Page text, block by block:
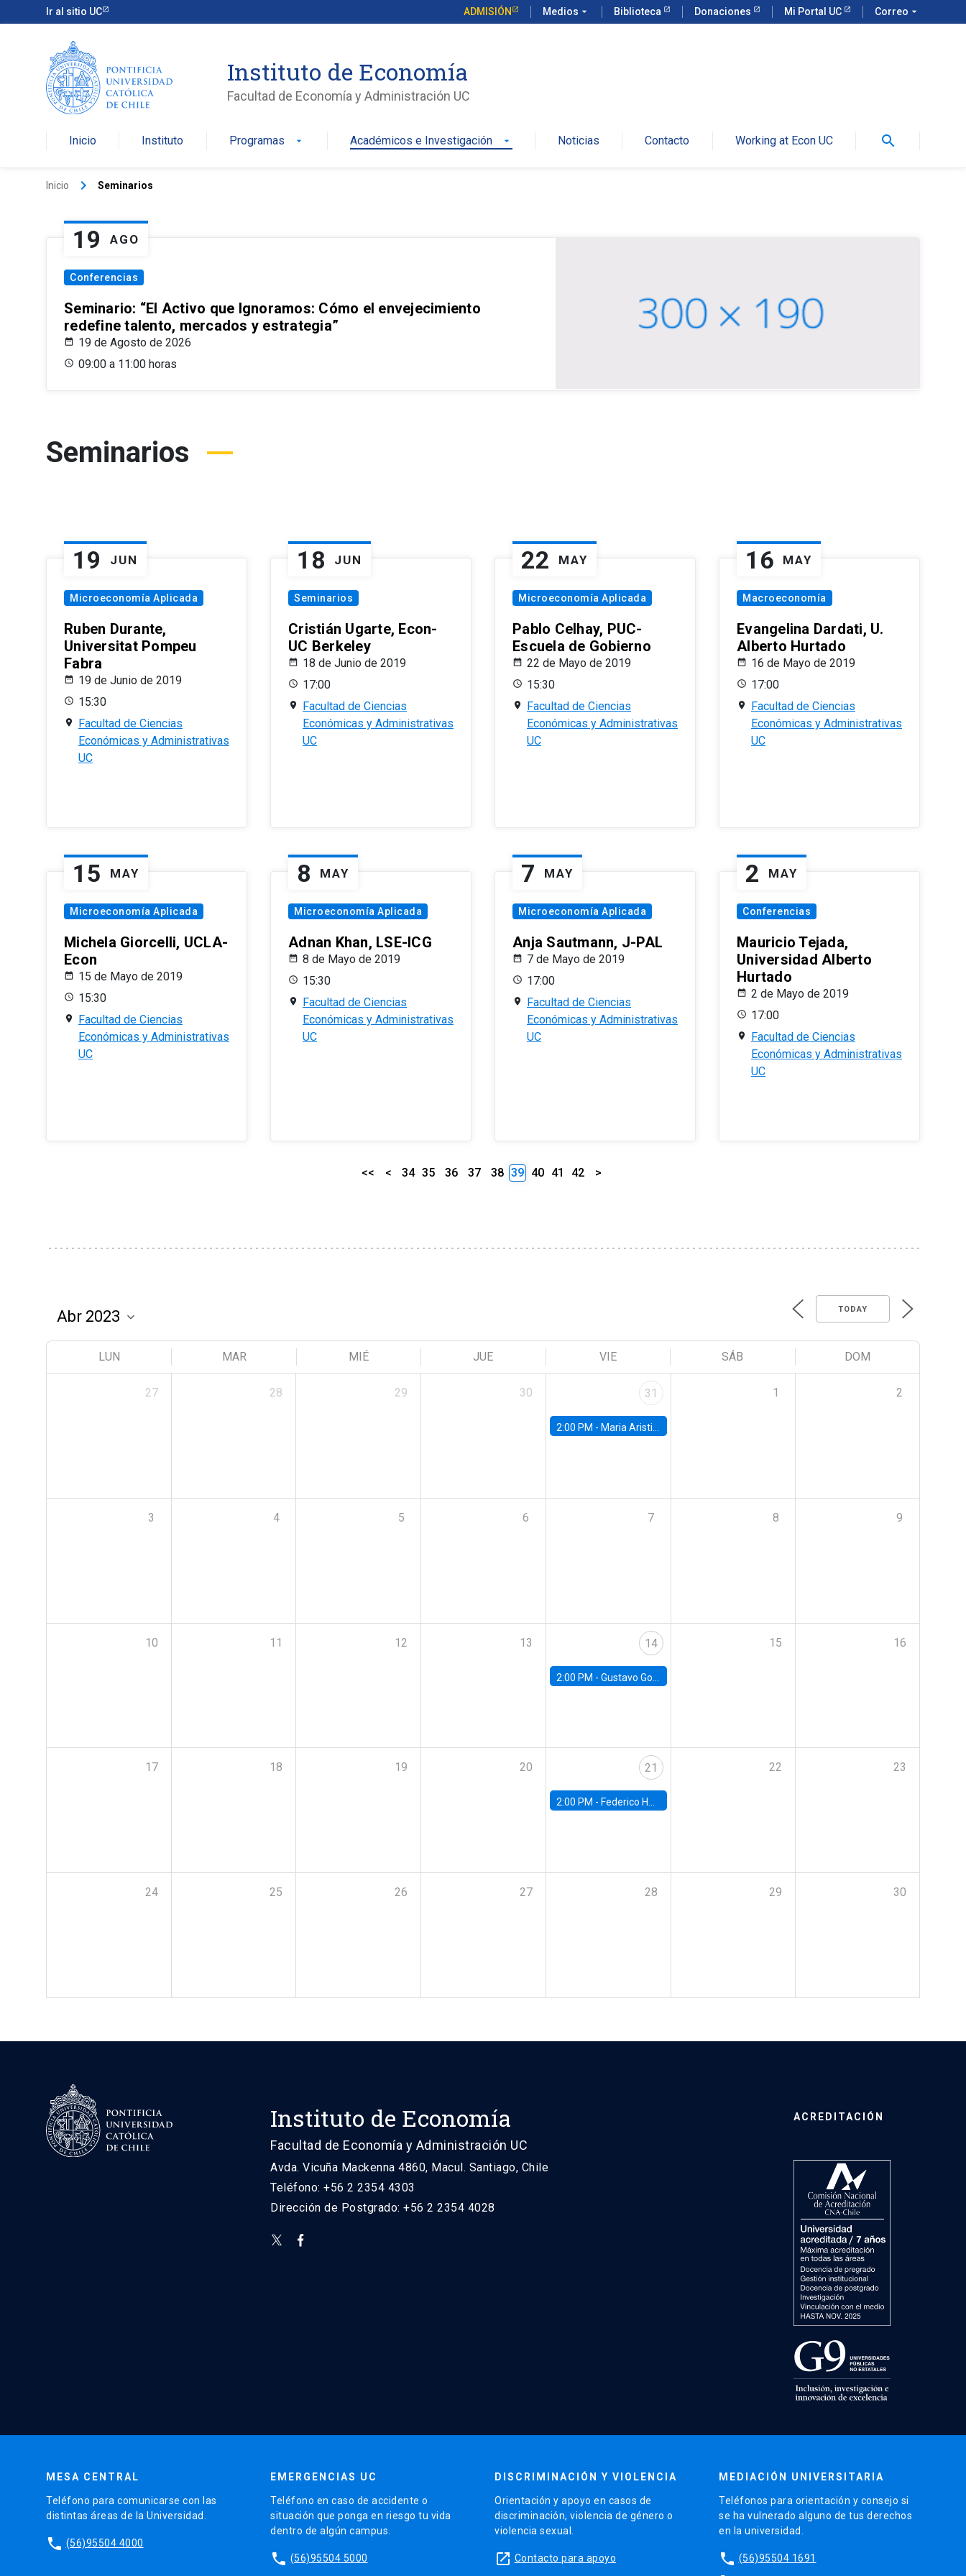
Ir al sitio UC ADMISIÓN Medios arrow_drop_down Biblioteca Donaciones Mi Portal UC Correo arrow_drop_down
Instituto de Economía
Facultad de Economía y Administración UC
Inicio Instituto Programas arrow_drop_down Académicos e Investigación arrow_drop_down Noticias Contacto Working at Econ UC search
Inicio keyboard_arrow_right Seminarios
19 AGO
Conferencias
Seminario: “El Activo que Ignoramos: Cómo el envejecimiento
redefine talento, mercados y estrategia”
19 de Agosto de 2026
09:00 a 11:00 horas
Seminarios
19 JUN
Microeconomía Aplicada
Ruben Durante,
Universitat Pompeu
Fabra
19 de Junio de 2019
15:30
Facultad de Ciencias
Económicas y Administrativas
UC
18 JUN
Seminarios
Cristián Ugarte, Econ-
UC Berkeley
18 de Junio de 2019
17:00
Facultad de Ciencias
Económicas y Administrativas
UC
22 MAY
Microeconomía Aplicada
Pablo Celhay, PUC-
Escuela de Gobierno
22 de Mayo de 2019
15:30
Facultad de Ciencias
Económicas y Administrativas
UC
16 MAY
Macroeconomía
Evangelina Dardati, U.
Alberto Hurtado
16 de Mayo de 2019
17:00
Facultad de Ciencias
Económicas y Administrativas
UC
15 MAY
Microeconomía Aplicada
Michela Giorcelli, UCLA-
Econ
15 de Mayo de 2019
15:30
Facultad de Ciencias
Económicas y Administrativas
UC
8 MAY
Microeconomía Aplicada
Adnan Khan, LSE-ICG
8 de Mayo de 2019
15:30
Facultad de Ciencias
Económicas y Administrativas
UC
7 MAY
Microeconomía Aplicada
Anja Sautmann, J-PAL
7 de Mayo de 2019
17:00
Facultad de Ciencias
Económicas y Administrativas
UC
2 MAY
Conferencias
Mauricio Tejada,
Universidad Alberto
Hurtado
2 de Mayo de 2019
17:00
Facultad de Ciencias
Económicas y Administrativas
UC
<< < 34 35 36 37 38 39 40 41 42 >
TODAY
LUN MAR MIÉ JUE VIE SÁB DOM
27 28 29 30 31
2:00 PM - Maria Aristizabal-Ramirez, FED Board
1 2
3 4 5 6 7 8 9
10 11 12 13 14
2:00 PM - Gustavo González - Banco Central de Chile
15 16
17 18 19 20 21
2:00 PM - Federico Huneeus - Banco Central de Chile
22 23
24 25 26 27 28 29 30
Instituto de Economía
Facultad de Economía y Administración UC
Avda. Vicuña Mackenna 4860, Macul. Santiago, Chile
Teléfono: +56 2 2354 4303
Dirección de Postgrado: +56 2 2354 4028
ACREDITACIÓN
MESA CENTRAL
Teléfono para comunicarse con las
distintas áreas de la Universidad.
phone (56)95504 4000
EMERGENCIAS UC
Teléfono en caso de accidente o
situación que ponga en riesgo tu vida
dentro de algún campus.
phone (56)95504 5000
DISCRIMINACIÓN Y VIOLENCIA
Orientación y apoyo en casos de
discriminación, violencia de género o
violencia sexual.
launch Contacto para apoyo
MEDIACIÓN UNIVERSITARIA
Teléfonos para orientación y consejo si
se ha vulnerado alguno de tus derechos
en la universidad.
phone (56)95504 1691